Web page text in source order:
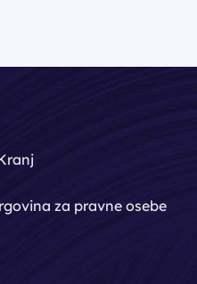
za pravne osebe